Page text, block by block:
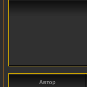
Автор